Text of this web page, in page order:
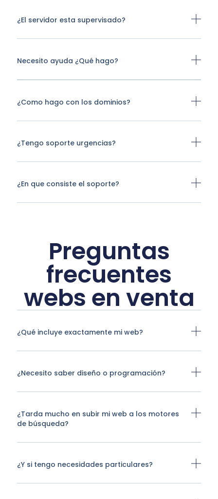
¿El servidor esta supervisado?
Necesito ayuda ¿Qué hago?
¿Como hago con los dominios?
¿Tengo soporte urgencias?
¿En que consiste el soporte?
Preguntas
frecuentes
webs en venta
¿Qué incluye exactamente mi web?
¿Necesito saber diseño o programación?
¿Tarda mucho en subir mi web a los motores
de búsqueda?
¿Y si tengo necesidades particulares?